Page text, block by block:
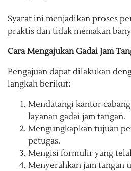
Syarat ini menjadikan proses
praktis dan tidak memakan
Cara Mengajukan Gadai Jam
Pengajuan dapat dilakukan
langkah berikut:
Mendatangi kantor
layanan gadai jam tangan.
Mengungkapkan tujuan
petugas.
Mengisi formulir yang
Menyerahkan jam tangan